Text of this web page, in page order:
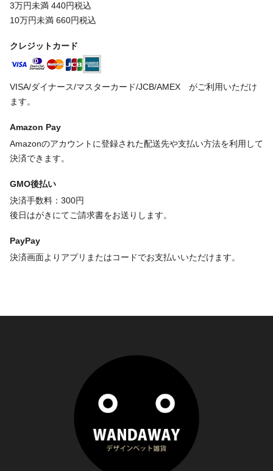
3万円未満 440円税込
10万円未満 660円税込
クレジットカード
VISA/ダイナース/マスターカード/JCB/AMEX がご利用いただけ
ます。
Amazon Pay
Amazonのアカウントに登録された配送先や支払い方法を利用して
決済できます。
GMO後払い
決済手数料：300円
後日はがきにてご請求書をお送りします。
PayPay
決済画面よりアプリまたはコードでお支払いいただけます。